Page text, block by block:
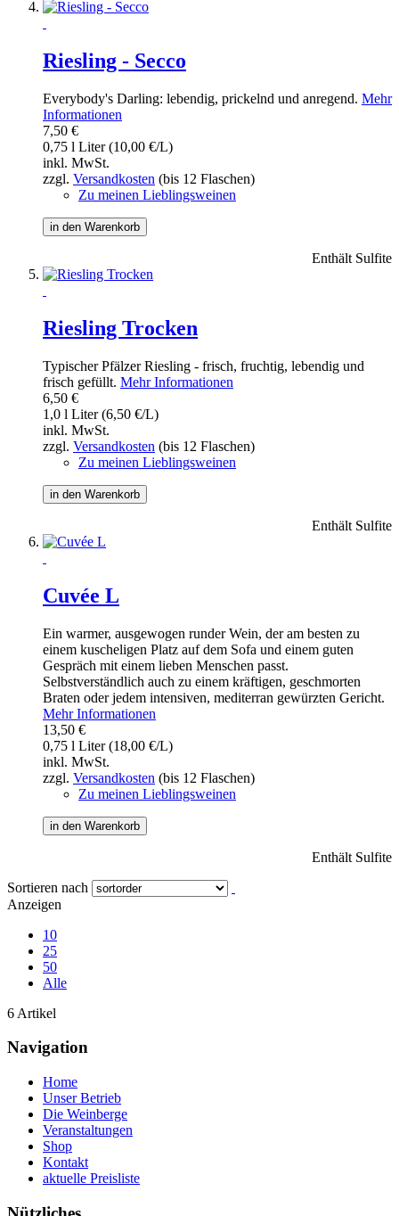
Riesling - Secco
Everybody's Darling: lebendig, prickelnd und anregend. Mehr
Informationen
7,50 €
0,75 l Liter (10,00 €/L)
inkl. MwSt.
zzgl. Versandkosten (bis 12 Flaschen)
Zu meinen Lieblingsweinen
in den Warenkorb
Enthält Sulfite
Riesling Trocken
Typischer Pfälzer Riesling - frisch, fruchtig, lebendig und
frisch gefüllt. Mehr Informationen
6,50 €
1,0 l Liter (6,50 €/L)
inkl. MwSt.
zzgl. Versandkosten (bis 12 Flaschen)
Zu meinen Lieblingsweinen
in den Warenkorb
Enthält Sulfite
Cuvée L
Ein warmer, ausgewogen runder Wein, der am besten zu
einem kuscheligen Platz auf dem Sofa und einem guten
Gespräch mit einem lieben Menschen passt.
Selbstverständlich auch zu einem kräftigen, geschmorten
Braten oder jedem intensiven, mediterran gewürzten Gericht.
Mehr Informationen
13,50 €
0,75 l Liter (18,00 €/L)
inkl. MwSt.
zzgl. Versandkosten (bis 12 Flaschen)
Zu meinen Lieblingsweinen
in den Warenkorb
Enthält Sulfite
Sortieren nach
Anzeigen
10
25
50
Alle
6 Artikel
Navigation
Home
Unser Betrieb
Die Weinberge
Veranstaltungen
Shop
Kontakt
aktuelle Preisliste